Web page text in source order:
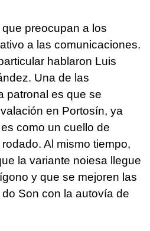
preocupan a los
a las comunicaciones.
hablaron Luis
Una de las
patronal es que se
en Portosín, ya
como un cuello de
Al mismo tiempo,
la variante noiesa llegue
y que se mejoren las
Son con la autovía de